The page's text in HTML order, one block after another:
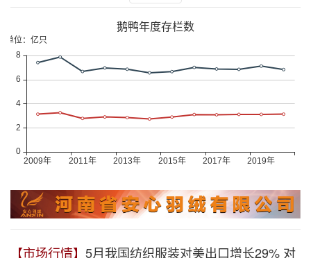
鹅鸭年度存栏数
【市场行情】 5月我国纺织服装对美出口增长29% 对